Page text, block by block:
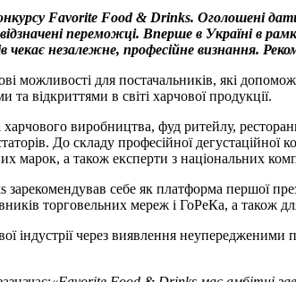
Favorite Food & Drinks. Оголошені
переможці. Вперше в Україні в
чекає незалежне, професійне визнання.
можливості для постачальників, які
відкриттями в світі харчової продукції.
виробництва, фуд ритейлу,
До складу професійної
марок, а також експерти з національних
себе як платформа першої
торговельних мереж і ГоРеКа, а також
індустрії через виявлення